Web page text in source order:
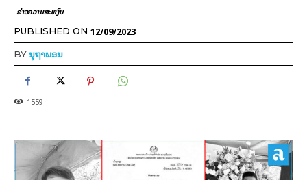
ຂ່າວຄວາມສະຫງົບ
PUBLISHED ON 12/09/2023
BYນຸຖາພອນ
1559